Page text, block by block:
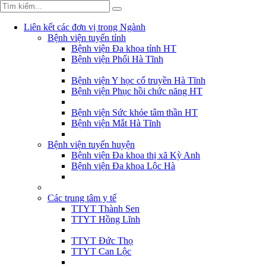
Liên kết các đơn vị trong Ngành
Bệnh viện tuyến tỉnh
Bệnh viện Đa khoa tỉnh HT
Bệnh viện Phổi Hà Tĩnh
Bệnh viện Y học cổ truyền Hà Tĩnh
Bệnh viện Phục hồi chức năng HT
Bệnh viện Sức khỏe tâm thần HT
Bệnh viện Mắt Hà Tĩnh
Bệnh viện tuyến huyện
Bệnh viện Đa khoa thị xã Kỳ Anh
Bệnh viện Đa khoa Lộc Hà
Các trung tâm y tế
TTYT Thành Sen
TTYT Hồng Lĩnh
TTYT Đức Thọ
TTYT Can Lộc